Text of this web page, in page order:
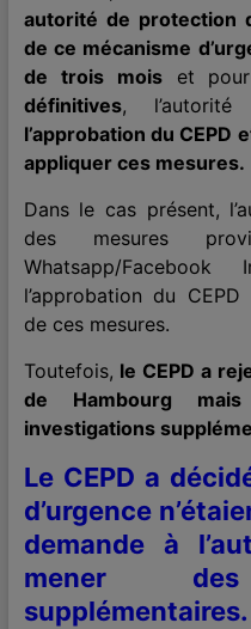
autorité de protection
de ce mécanisme
de trois moiset
définitives, l’autorité
l’approbation du CEPD
appliquer ces mesures.
Dans le cas présent,
des mesures
Whatsapp/
l’approbation du
de ces mesures.
Toutefois, le CEPD a
de Hambourg
investigations
Le CEPD a
d’urgence
demande à
mener des
supplémentaires.